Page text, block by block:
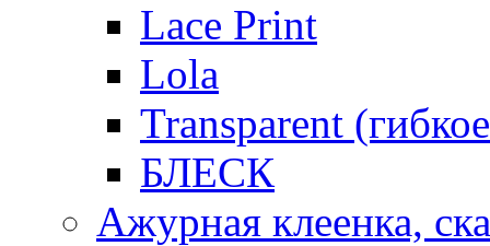
Lace Print
Lola
Transparent
БЛЕСК
Ажурная клеенка,